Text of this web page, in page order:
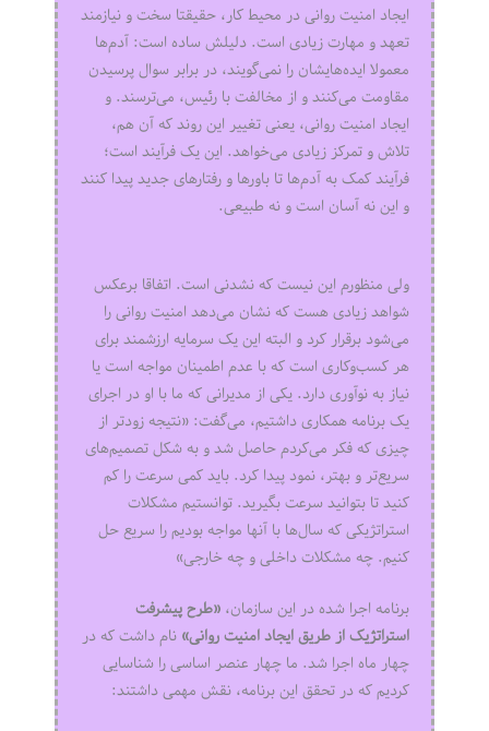
ایجاد امنیت روانی در محیط کار، حقیقتا سخت و نیازمند
تعهد و مهارت زیادی است. دلیلش ساده است: آدم‌ها
معمولا ایده‌هایشان را نمی‌گویند، در برابر سوال پرسیدن
مقاومت می‌کنند و از مخالفت با رئیس، می‌ترسند. و
ایجاد امنیت روانی، یعنی تغییر این روند که آن هم،
تلاش و تمرکز زیادی می‌خواهد. این یک فرآیند است؛
فرآیند کمک به آدم‌ها تا باورها و رفتارهای جدید پیدا کنند
و این نه آسان است و نه طبیعی.
ولی منظورم این نیست که نشدنی است. اتفاقا برعکس
شواهد زیادی هست که نشان می‌دهد امنیت روانی را
می‌شود برقرار کرد و البته این یک سرمایه ارزشمند برای
هر کسب‌وکاری است که با عدم اطمینان مواجه است یا
نیاز به نوآوری دارد. یکی از مدیرانی که ما با او در اجرای
یک برنامه همکاری داشتیم، می‌گفت: «نتیجه زودتر از
چیزی که فکر می‌کردم حاصل شد و به شکل تصمیم‌های
سریع‌تر و بهتر، نمود پیدا کرد. باید کمی سرعت را کم
کنید تا بتوانید سرعت بگیرید. توانستیم مشکلات
استراتژیکی که سال‌ها با آنها مواجه بودیم را سریع حل
کنیم. چه مشکلات داخلی و چه خارجی»
برنامه اجرا شده در این سازمان، «طرح پیشرفت
استراتژیک از طریق ایجاد امنیت روانی» نام داشت که در
چهار ماه اجرا شد. ما چهار عنصر اساسی را شناسایی
کردیم که در تحقق این برنامه، نقش مهمی داشتند: